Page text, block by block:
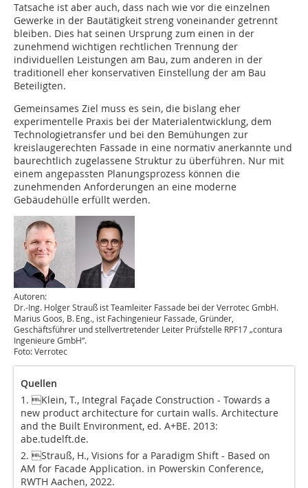
Tatsache ist aber auch, dass nach wie vor die einzelnen
Gewerke in der Bautätigkeit streng voneinander getrennt
bleiben. Dies hat seinen Ursprung zum einen in der
zunehmend wichtigen rechtlichen Trennung der
individuellen Leistungen am Bau, zum anderen in der
traditionell eher konservativen Einstellung der am Bau
Beteiligten.
Gemeinsames Ziel muss es sein, die bislang eher
experimentelle Praxis bei der Materialentwicklung, dem
Technologietransfer und bei den Bemühungen zur
kreislaugerechten Fassade in eine normativ anerkannte und
baurechtlich zugelassene Struktur zu überführen. Nur mit
einem angepassten Planungsprozess können die
zunehmenden Anforderungen an eine moderne
Gebäudehülle erfüllt werden.
Autoren:
Dr.-Ing. Holger Strauß ist Teamleiter Fassade bei der Verrotec GmbH.
Marius Goos, B. Eng., ist Fachingenieur Fassade, Gründer,
Geschäftsführer und stellvertretender Leiter Prüfstelle RPF17 „contura
Ingenieure GmbH“.
Foto: Verrotec
Quellen
1. Klein, T., Integral Façade Construction - Towards a
new product architecture for curtain walls. Architecture
and the Built Environment, ed. A+BE. 2013:
abe.tudelft.de.
2. Strauß, H., Visions for a Paradigm Shift - Based on
AM for Facade Application. in Powerskin Conference,
RWTH Aachen, 2022.